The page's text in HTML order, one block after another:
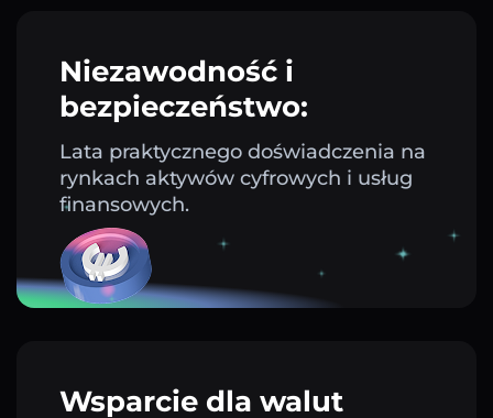
Niezawodność i
bezpieczeństwo:
Lata praktycznego doświadczenia na
rynkach aktywów cyfrowych i usług
finansowych.
Wsparcie dla walut